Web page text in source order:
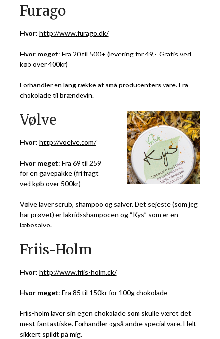
Furago
Hvor: http://www.furago.dk/
Hvor meget: Fra 20 til 500+ (levering for 49,-. Gratis ved
køb over 400kr)
Forhandler en lang række af små producenters vare. Fra
chokolade til brændevin.
Vølve
Hvor: http://voelve.com/
Hvor meget: Fra 69 til 259
for en gavepakke (fri fragt
ved køb over 500kr)
Vølve laver scrub, shampoo og salver. Det sejeste (som jeg
har prøvet) er lakridsshampooen og “Kys” som er en
læbesalve.
Friis-Holm
Hvor: http://www.friis-holm.dk/
Hvor meget: Fra 85 til 150kr for 100g chokolade
Friis-holm laver sin egen chokolade som skulle været det
mest fantastiske. Forhandler også andre special vare. Helt
sikkert spildt på mig.